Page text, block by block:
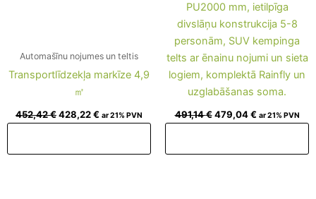
Automašīnu nojumes un teltis
Transportlīdzekļa markīze 4,9
㎡
452,42€428,22€ ar 21% PVN
PU2000 mm, ietilpīga
divslāņu konstrukcija 5-8
personām, SUV kempinga
telts ar ēnainu nojumi un sieta
logiem, komplektā Rainfly un
uzglabāšanas soma.
491,14€ 479,04€ ar 21% PVN